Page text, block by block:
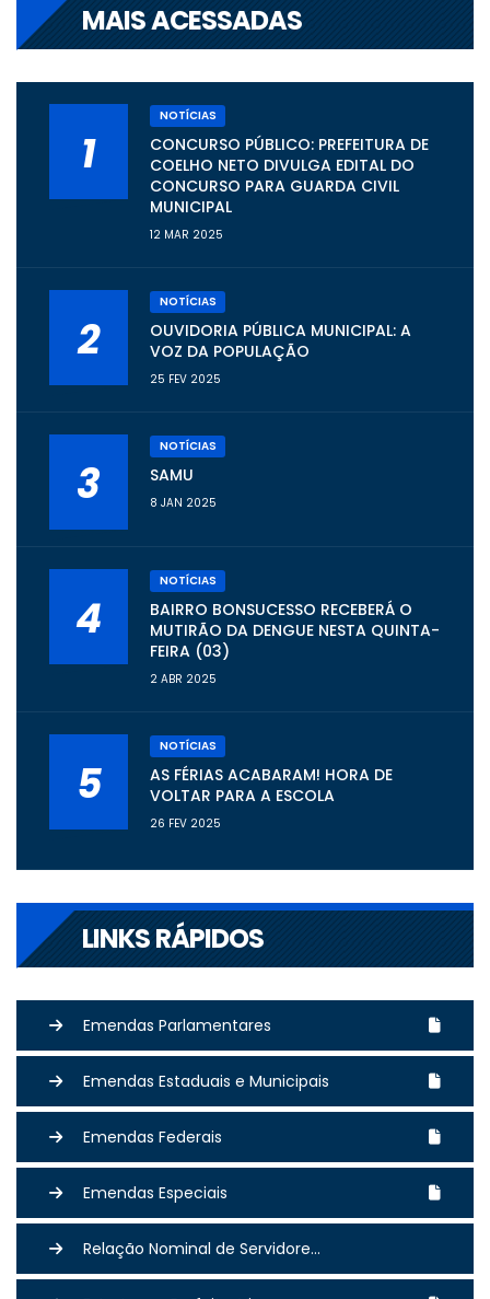
MAIS ACESSADAS
1
NOTÍCIAS
CONCURSO PÚBLICO: PREFEITURA DE
COELHO NETO DIVULGA EDITAL DO
CONCURSO PARA GUARDA CIVIL
MUNICIPAL
12 MAR 2025
2
NOTÍCIAS
OUVIDORIA PÚBLICA MUNICIPAL: A
VOZ DA POPULAÇÃO
25 FEV 2025
3
NOTÍCIAS
SAMU
8 JAN 2025
4
NOTÍCIAS
BAIRRO BONSUCESSO RECEBERÁ O
MUTIRÃO DA DENGUE NESTA QUINTA-
FEIRA (03)
2 ABR 2025
5
NOTÍCIAS
AS FÉRIAS ACABARAM! HORA DE
VOLTAR PARA A ESCOLA
26 FEV 2025
LINKS RÁPIDOS
Emendas Parlamentares
Emendas Estaduais e Municipais
Emendas Federais
Emendas Especiais
Relação Nominal de Servidore...